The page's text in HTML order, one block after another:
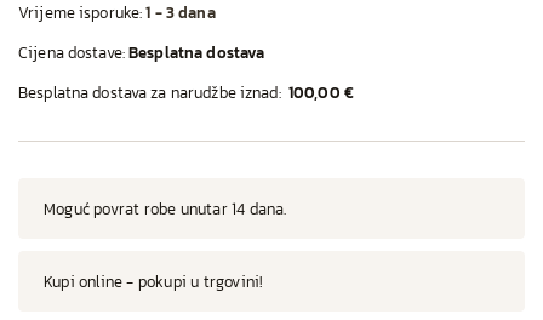
Vrijeme isporuke:1 - 3 dana
Cijena dostave:Besplatna dostava
Besplatna dostava za narudžbe iznad: 100,00 €
Moguć povrat robe unutar 14 dana.
Kupi online - pokupi u trgovini!